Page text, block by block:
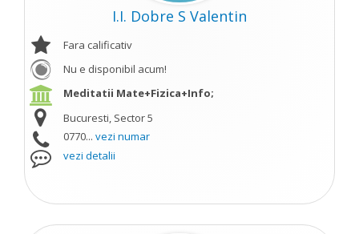
I.I. Dobre S Valentin
Fara calificativ
Nu e disponibil acum!
Meditatii Mate+Fizica+Info;
Bucuresti, Sector 5
0770... vezi numar
vezi detalii